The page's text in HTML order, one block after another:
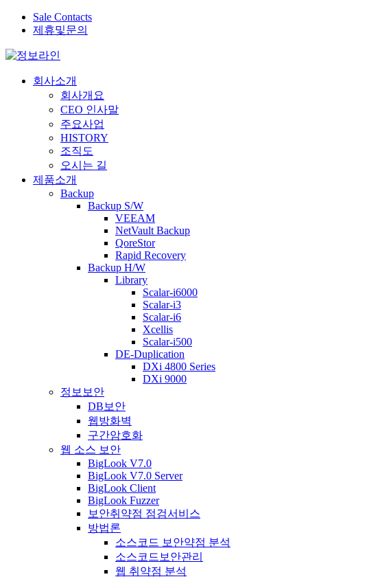
Sale Contacts
제휴및문의
회사소개
회사개요
CEO 인사말
주요사업
HISTORY
조직도
오시는 길
제품소개
Backup
Backup S/W
VEEAM
NetVault Backup
QoreStor
Rapid Recovery
Backup H/W
Library
Scalar-i6000
Scalar-i3
Scalar-i6
Xcellis
Scalar-i500
DE-Duplication
DXi 4800 Series
DXi 9000
정보보안
DB보안
웹방화벽
구간암호화
웹 소스 보안
BigLook V7.0
BigLook V7.0 Server
BigLook Client
BigLook Fuzzer
보안취약점 점검서비스
방법론
소스코드 보안약점 분석
소스코드보안관리
웹 취약점 분석